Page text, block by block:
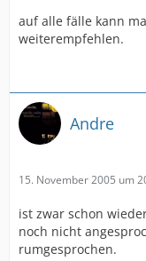
auf alle fälle kann
weiterempfehlen.
Andre
15. November 2005 um
ist zwar schon
noch nicht
rumgesprochen.